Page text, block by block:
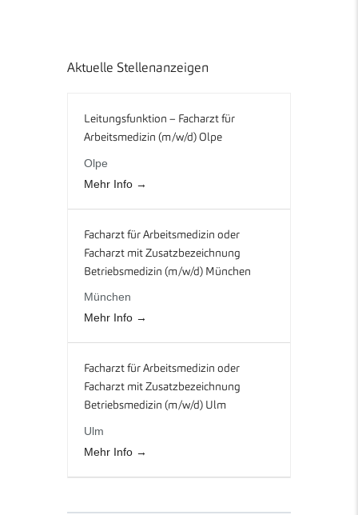
Aktuelle Stellenanzeigen
Leitungsfunktion – Facharzt für
Arbeitsmedizin (m/w/d) Olpe
Olpe
Mehr Info
Facharzt für Arbeitsmedizin oder
Facharzt mit Zusatzbezeichnung
Betriebsmedizin (m/w/d) München
München
Mehr Info
Facharzt für Arbeitsmedizin oder
Facharzt mit Zusatzbezeichnung
Betriebsmedizin (m/w/d) Ulm
Ulm
Mehr Info